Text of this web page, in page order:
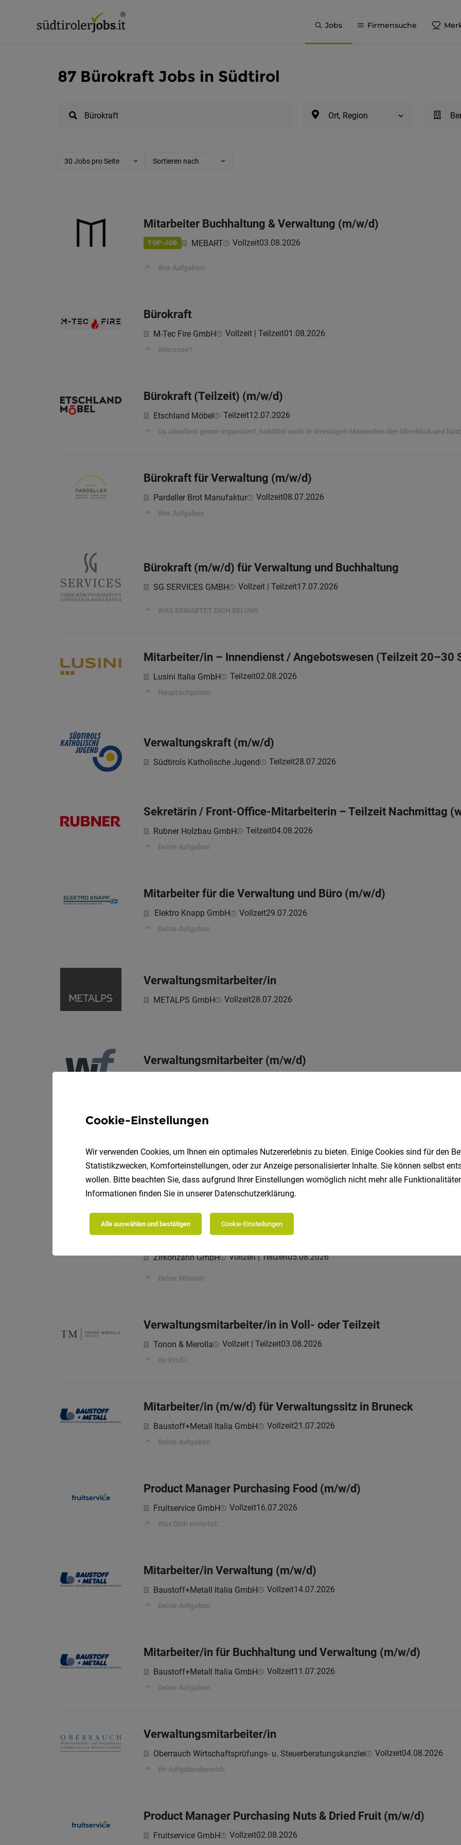
Jobs Firmensuche
87 Bürokraft Jobs in Südtirol
Ort, Region
30 Jobs pro Seite Sortieren nach
Mitarbeiter Buchhaltung & Verwaltung (m/w/d)
TOP-JOB MEBART Vollzeit03.08.2026
Ihre Aufgaben:
Bürokraft
M-Tec Fire GmbH Vollzeit | Teilzeit01.08.2026
Interesse?
Bürokraft (Teilzeit) (m/w/d)
Etschland Möbel Teilzeit12.07.2026
Du arbeitest gerne organisiert, behältst auch in stressigen Momenten den Überblick und
Bürokraft für Verwaltung (m/w/d)
Pardeller Brot Manufaktur Vollzeit08.07.2026
Ihre Aufgaben
Bürokraft (m/w/d) für Verwaltung und Buchhaltung
SG SERVICES GMBH Vollzeit | Teilzeit17.07.2026
WAS ERWARTET DICH BEI UNS
Mitarbeiter/in – Innendienst / Angebotswesen (Teilzeit 20–30
Lusini Italia GmbH Teilzeit02.08.2026
Hauptaufgaben:
Verwaltungskraft (m/w/d)
Südtirols Katholische Jugend Teilzeit28.07.2026
Sekretärin / Front-Office-Mitarbeiterin – Teilzeit Nachmittag
Rubner Holzbau GmbH Teilzeit04.08.2026
Deine Aufgaben
Mitarbeiter für die Verwaltung und Büro (m/w/d)
Elektro Knapp GmbH Vollzeit29.07.2026
Deine Aufgaben
Verwaltungsmitarbeiter/in
METALPS GmbH Vollzeit28.07.2026
Verwaltungsmitarbeiter (m/w/d)
Verwaltungsangestellte:r (m/w/d)
DAIMLER TRUCK - Daimler Buses Vollzeit05.08.2026
Was sind deine Aufgaben?
Buchhalter (m/w)
Zirkonzahn GmbH Vollzeit | Teilzeit05.08.2026
Deine Mission
Verwaltungsmitarbeiter/in in Voll- oder Teilzeit
Tonon & Merolla Vollzeit | Teilzeit03.08.2026
Ihr Profil:
Mitarbeiter/in (m/w/d) für Verwaltungssitz in Bruneck
Baustoff+Metall Italia GmbH Vollzeit21.07.2026
Deine Aufgaben
Product Manager Purchasing Food (m/w/d)
Fruitservice GmbH Vollzeit16.07.2026
Was Dich erwartet:
Mitarbeiter/in Verwaltung (m/w/d)
Baustoff+Metall Italia GmbH Vollzeit14.07.2026
Deine Aufgaben
Mitarbeiter/in für Buchhaltung und Verwaltung (m/w/d)
Baustoff+Metall Italia GmbH Vollzeit11.07.2026
Deine Aufgaben
Verwaltungsmitarbeiter/in
Oberrauch Wirtschaftsprüfungs- u. Steuerberatungskanzlei Vollzeit04.08.2026
Ihr Aufgabenbereich
Product Manager Purchasing Nuts & Dried Fruit (m/w/d)
Fruitservice GmbH Vollzeit02.08.2026
Cookie-Einstellungen
Wir verwenden Cookies, um Ihnen ein optimales Nutzererlebnis zu bieten. Einige Cookies sind für den
Statistikzwecken, Komforteinstellungen, oder zur Anzeige personalisierter Inhalte. Sie können selbst
wollen. Bitte beachten Sie, dass aufgrund Ihrer Einstellungen womöglich nicht mehr alle
Informationen finden Sie in unserer Datenschutzerklärung.
Alle auswählen und bestätigen Cookie-Einstellungen